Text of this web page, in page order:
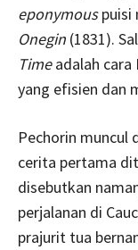
eponymouspuisi
Onegin (1831).
Timeadalah cara
yang efisien dan
Pechorin muncul
cerita pertama
disebutkan
perjalanan di
prajurit tua